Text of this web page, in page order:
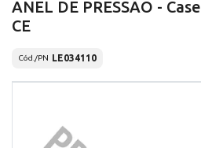
ANEL DE PRESSÃO - Case
CE
Cód./PN LE034110